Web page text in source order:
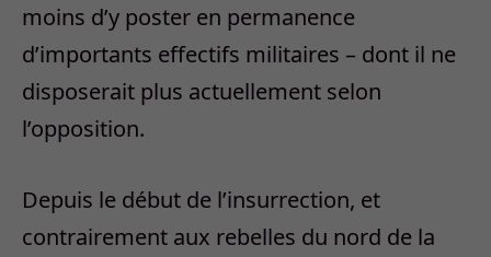
moins d’y poster en permanence
d’importants effectifs militaires – dont il ne
disposerait plus actuellement selon
l’opposition.
Depuis le début de l’insurrection, et
contrairement aux rebelles du nord de la